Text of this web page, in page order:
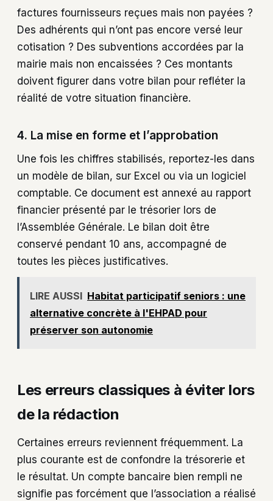
factures fournisseurs reçues mais non payées ?
Des adhérents qui n’ont pas encore versé leur
cotisation ? Des subventions accordées par la
mairie mais non encaissées ? Ces montants
doivent figurer dans votre bilan pour refléter la
réalité de votre situation financière.
4. La mise en forme et l’approbation
Une fois les chiffres stabilisés, reportez-les dans
un modèle de bilan, sur Excel ou via un logiciel
comptable. Ce document est annexé au rapport
financier présenté par le trésorier lors de
l’Assemblée Générale. Le bilan doit être
conservé pendant 10 ans, accompagné de
toutes les pièces justificatives.
LIRE AUSSI Habitat participatif seniors : une
alternative concrète à l'EHPAD pour
préserver son autonomie
Les erreurs classiques à éviter lors
de la rédaction
Certaines erreurs reviennent fréquemment. La
plus courante est de confondre la trésorerie et
le résultat. Un compte bancaire bien rempli ne
signifie pas forcément que l’association a réalisé